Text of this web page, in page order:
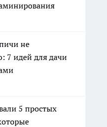
не
7 идей для дачи
5 простых